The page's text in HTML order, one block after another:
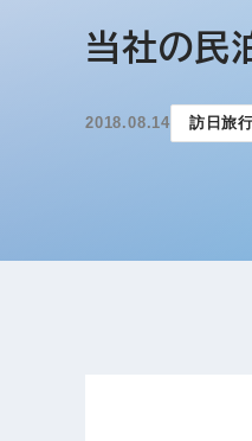
ップ
当社の民
2018.08.14 訪日旅